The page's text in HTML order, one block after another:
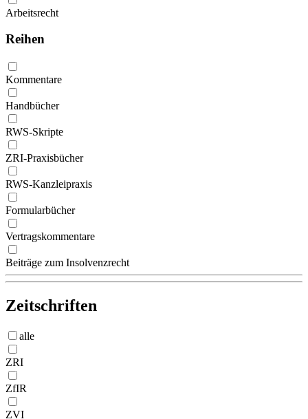
Arbeitsrecht
Reihen
Kommentare
Handbücher
RWS-Skripte
ZRI-Praxisbücher
RWS-Kanzleipraxis
Formularbücher
Vertragskommentare
Beiträge zum Insolvenzrecht
Zeitschriften
alle
ZRI
ZfIR
ZVI